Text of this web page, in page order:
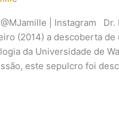
| Instagram
(2014) a descoberta
da Universidade de
este sepulcro foi